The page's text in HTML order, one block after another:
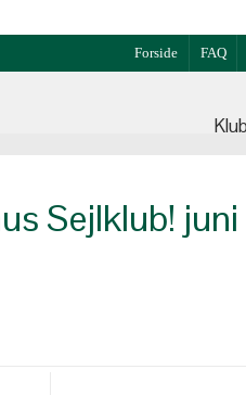
Forside FAQ
Sejlklub!